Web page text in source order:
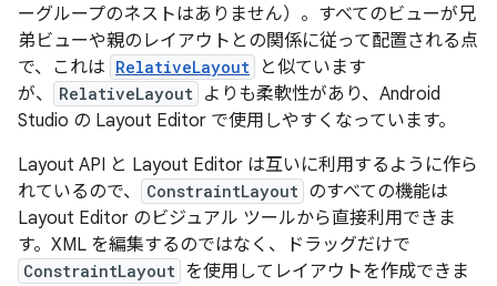
ーグループのネストはありません）。すべてのビューが兄
弟ビューや親のレイアウトとの関係に従って配置される点
で、これは RelativeLayout
と似ています
が、
RelativeLayout よりも柔軟性があり、Android
Studio の Layout Editor で使用しやすくなっています。
Layout API と Layout Editor は互いに利用するように作ら
れているので、
ConstraintLayout のすべての機能は
Layout Editor のビジュアル ツールから直接利用できま
す。XML を編集するのではなく、ドラッグだけで
ConstraintLayout を使用してレイアウトを作成できま